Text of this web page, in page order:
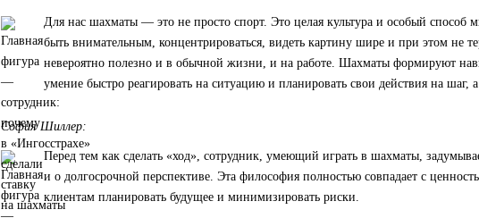
Для нас шахматы — это не просто спорт. Это целая культура и особый способ
быть внимательным, концентрироваться, видеть картину шире и при этом не
невероятно полезно и в обычной жизни, и на работе. Шахматы формируют
умение быстро реагировать на ситуацию и планировать свои действия на шаг,
София Шиллер:
Перед тем как сделать «ход», сотрудник, умеющий играть в шахматы,
и о долгосрочной перспективе. Эта философия полностью совпадает с
клиентам планировать будущее и минимизировать риски.